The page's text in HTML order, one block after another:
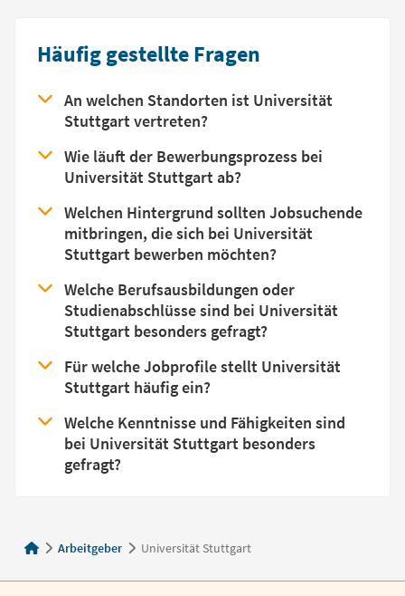
Häufig gestellte Fragen
An welchen Standorten ist Universität
Stuttgart vertreten?
Wie läuft der Bewerbungsprozess bei
Universität Stuttgart ab?
Welchen Hintergrund sollten Jobsuchende
mitbringen, die sich bei Universität
Stuttgart bewerben möchten?
Welche Berufsausbildungen oder
Studienabschlüsse sind bei Universität
Stuttgart besonders gefragt?
Für welche Jobprofile stellt Universität
Stuttgart häufig ein?
Welche Kenntnisse und Fähigkeiten sind
bei Universität Stuttgart besonders
gefragt?
Arbeitgeber Universität Stuttgart